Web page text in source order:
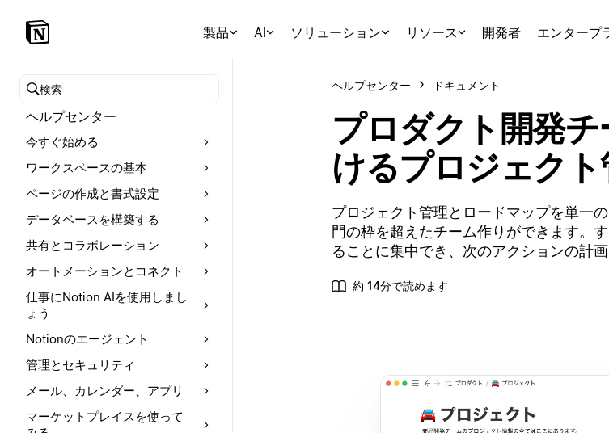
製品 AI ソリューション リソース 開発者 エンタープ
ヘルプセンターを検索
ヘルプセンター
今すぐ始める
ワークスペースの基本
ページの作成と書式設定
データベースを構築する
共有とコラボレーション
オートメーションとコネクト
仕事にNotion AIを使用しまし
ょう
Notionのエージェント
管理とセキュリティ
メール、カレンダー、アプリ
マーケットプレイスを使って
ヘルプセンター ドキュメント
プロダクト開発
けるプロジェク
プロジェクト管理とロードマップを単一
門の枠を超えたチーム作りができます。
ることに集中でき、次のアクションの計画
約 14分で読めます